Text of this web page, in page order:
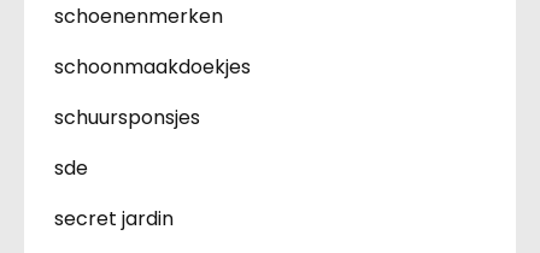
schoenenmerken
schoonmaakdoekjes
schuursponsjes
sde
secret jardin